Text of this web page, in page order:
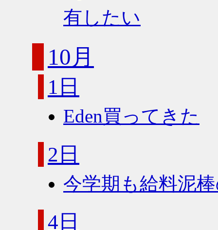
有したい
10月
1日
Eden買ってきた
2日
今学期も給料泥
4日